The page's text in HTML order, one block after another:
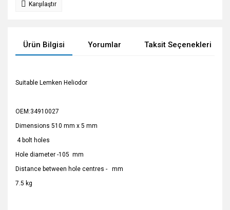
Karşılaştır
Ürün Bilgisi Yorumlar Taksit Seçenekleri
Suitable Lemken Heliodor
OEM:34910027
Dimensions 510 mm x 5 mm
4 bolt holes
Hole diameter -105 mm
Distance between hole centres - mm
7.5 kg